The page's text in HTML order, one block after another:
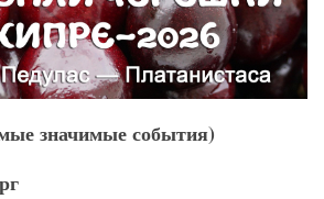
значимые события)